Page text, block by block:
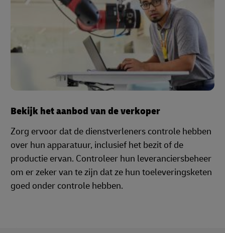
Bekijk het aanbod van de verkoper
Zorg ervoor dat de dienstverleners controle hebben
over hun apparatuur, inclusief het bezit of de
productie ervan. Controleer hun leveranciersbeheer
om er zeker van te zijn dat ze hun toeleveringsketen
goed onder controle hebben.